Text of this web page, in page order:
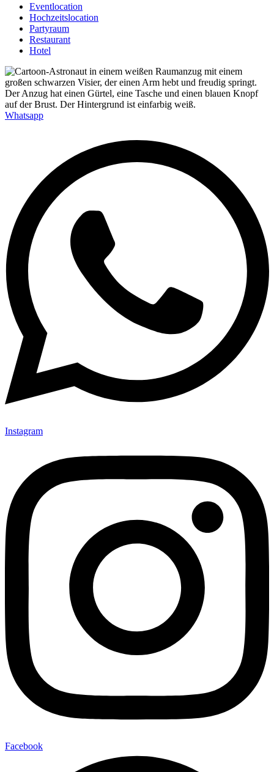
Eventlocation
Hochzeitslocation
Partyraum
Restaurant
Hotel
Whatsapp
Instagram
Facebook